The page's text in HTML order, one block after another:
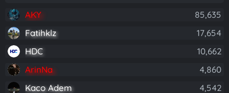
AKY
85,635
Fatihklz
17,654
HDC
10,662
ArinNa
4,860
Kaco Adem
4,542